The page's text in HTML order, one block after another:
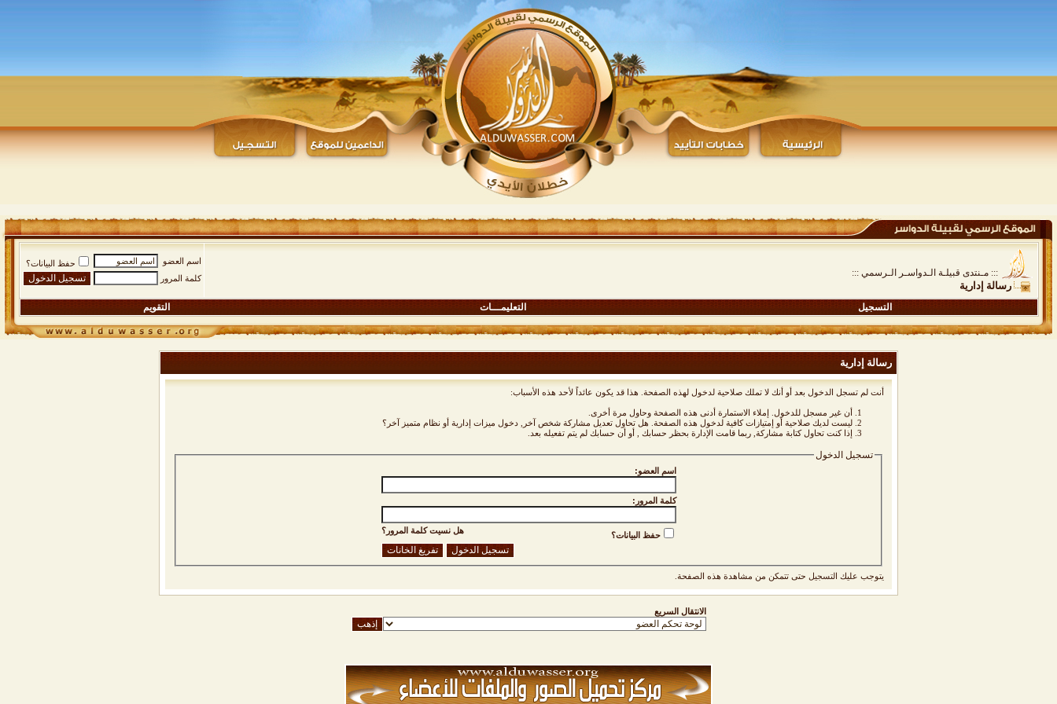
::: مـنتدى قبيلـة الـدواسـر الـرسمي :::
رسالة إدارية
اسم العضو
حفظ البيانات؟
كلمة المرور
التسجيل التعليمـــات التقويم
رسالة إدارية
أنت لم تسجل الدخول بعد أو أنك لا تملك صلاحية لدخول لهذه الصفحة. هذا قد يكون عائداً لأحد هذه الأسباب:
أن غير مسجل للدخول. إملاء الاستمارة أدنى هذه الصفحة وحاول مرة أخرى.
ليست لديك صلاحية أو إمتيازات كافية لدخول هذه الصفحة. هل تحاول تعديل مشاركة شخص آخر, دخول ميزات إدارية أو نظام متميز آخر؟
إذا كنت تحاول كتابة مشاركة, ربما قامت الإدارة بحظر حسابك , أو أن حسابك لم يتم تفعيله بعد.
تسجيل الدخول
اسم العضو:
كلمة المرور:
هل نسيت كلمة المرور؟ حفظ البيانات؟
يتوجب عليك التسجيل حتى تتمكن من مشاهدة هذه الصفحة.
الانتقال السريع